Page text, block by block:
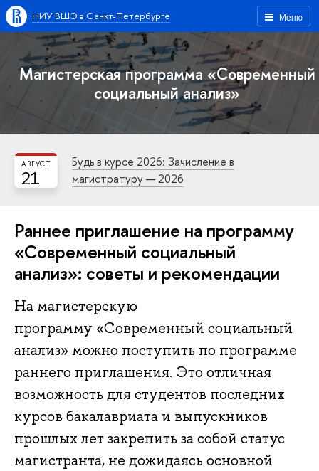
Меню
НИУ ВШЭ в Санкт-Петербурге
Магистерская программа «Современный
социальный анализ»
21
АВГУСТ
Будь в курсе 2026: Зачисление в
магистратуру — 2026
Раннее приглашение на программу
«Современный социальный
анализ»: советы и рекомендации
На магистерскую
программу «Современный социальный
анализ» можно поступить по программе
раннего приглашения. Это отличная
возможность для студентов последних
курсов бакалавриата и выпускников
прошлых лет закрепить за собой статус
магистранта, не дожидаясь основной